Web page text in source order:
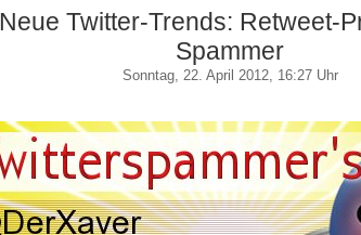
Neue Twitter-Trends: Retweet-
Spammer
Sonntag, 22. April 2012, 16:27 Uhr